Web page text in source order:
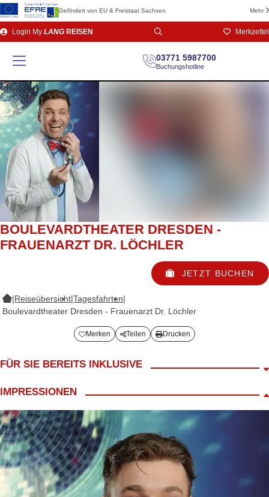
Gefördert von EU & Freistaat Sachsen Mehr
Direkt
zum
Login My LANG REISEN Merkzettel
03771 5987700
Buchungshotline
BOULEVARDTHEATER DRESDEN -
FRAUENARZT DR. LÖCHLER
JETZT BUCHEN
|Reiseübersicht|Tagesfahrten|
Boulevardtheater Dresden - Frauenarzt Dr. Löchler
Merken Teilen Drucken
FÜR SIE BEREITS INKLUSIVE
LANG Reiseleiter
Begrüßungskaffee
inkl. Mittagessen in Dresden
inkl. Eintritt in das Boulevardtheater zur Vorstellung „Frauenarzt Dr.
Löchler"
IMPRESSIONEN